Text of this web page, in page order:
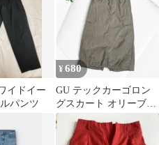
イドイー
パンツ
¥680
GU テックカーゴロン
グスカート オリーブカ
ーキ M ジーユー シャ
カシャカ